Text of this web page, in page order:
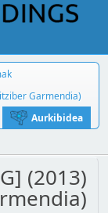
Garmendia)
Aurkibidea
(2013)